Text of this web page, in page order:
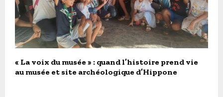
« La voix du musée » : quand l’histoire prend vie
au musée et site archéologique d’Hippone